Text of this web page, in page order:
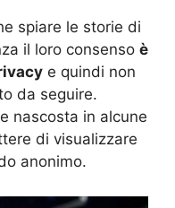
spiare le storie di
il loro consenso è
e quindi non
da seguire.
nascosta in alcune
di visualizzare
anonimo.